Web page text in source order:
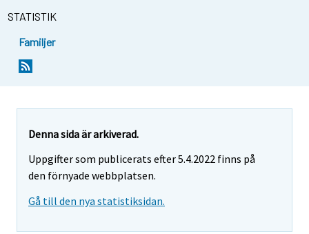
STATISTIK
Familjer
Denna sida är arkiverad.
Uppgifter som publicerats efter 5.4.2022 finns på
den förnyade webbplatsen.
Gå till den nya statistiksidan.